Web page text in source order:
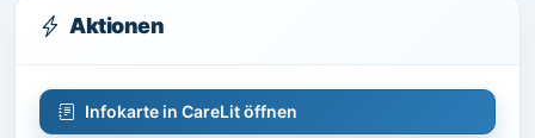
Aktionen
Infokarte in CareLit öffnen